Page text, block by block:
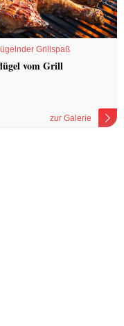
Grillspaß
vom Grill
zur Galerie